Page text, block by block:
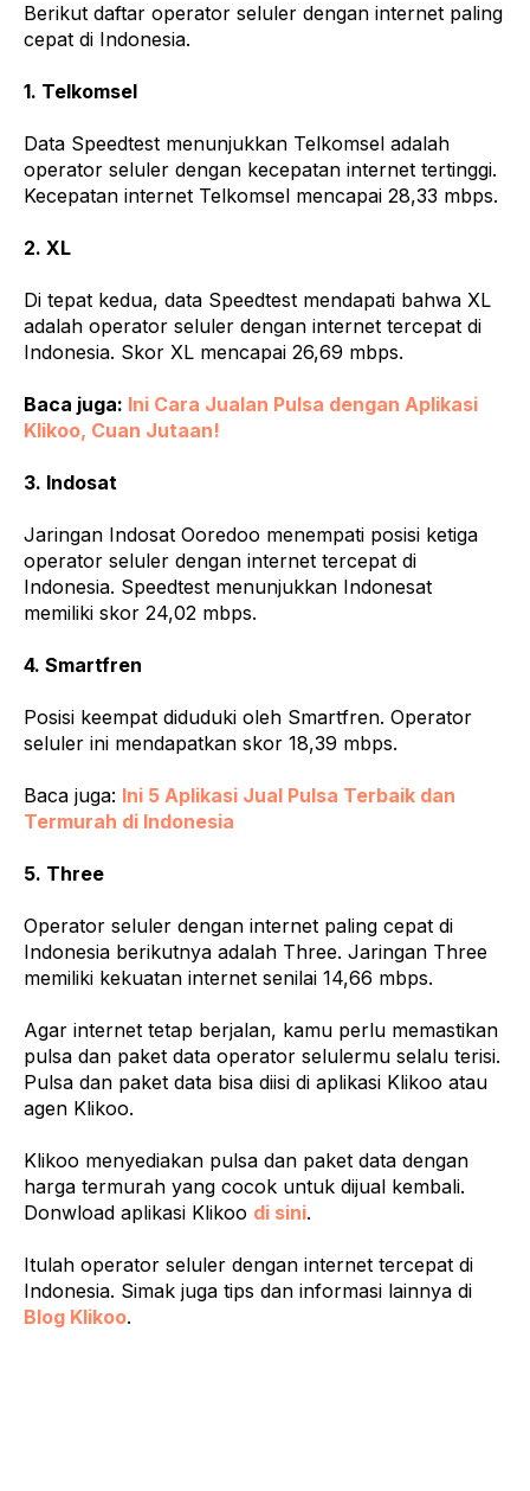
Berikut daftar operator seluler dengan internet paling
cepat di Indonesia.
1. Telkomsel
Data Speedtest menunjukkan Telkomsel adalah
operator seluler dengan kecepatan internet tertinggi.
Kecepatan internet Telkomsel mencapai 28,33 mbps.
2. XL
Di tepat kedua, data Speedtest mendapati bahwa XL
adalah operator seluler dengan internet tercepat di
Indonesia. Skor XL mencapai 26,69 mbps.
Baca juga: Ini Cara Jualan Pulsa dengan Aplikasi
Klikoo, Cuan Jutaan!
3. Indosat
Jaringan Indosat Ooredoo menempati posisi ketiga
operator seluler dengan internet tercepat di
Indonesia. Speedtest menunjukkan Indonesat
memiliki skor 24,02 mbps.
4. Smartfren
Posisi keempat diduduki oleh Smartfren. Operator
seluler ini mendapatkan skor 18,39 mbps.
Baca juga: Ini 5 Aplikasi Jual Pulsa Terbaik dan
Termurah di Indonesia
5. Three
Operator seluler dengan internet paling cepat di
Indonesia berikutnya adalah Three. Jaringan Three
memiliki kekuatan internet senilai 14,66 mbps.
Agar internet tetap berjalan, kamu perlu memastikan
pulsa dan paket data operator selulermu selalu terisi.
Pulsa dan paket data bisa diisi di aplikasi Klikoo atau
agen Klikoo.
Klikoo menyediakan pulsa dan paket data dengan
harga termurah yang cocok untuk dijual kembali.
Donwload aplikasi Klikoo di sini.
Itulah operator seluler dengan internet tercepat di
Indonesia. Simak juga tips dan informasi lainnya di
Blog Klikoo.